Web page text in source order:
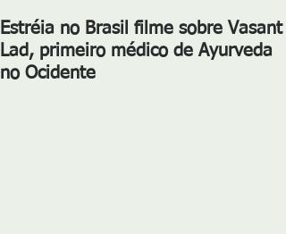
Estréia no Brasil filme sobre Vasant
Lad, primeiro médico de Ayurveda
no Ocidente